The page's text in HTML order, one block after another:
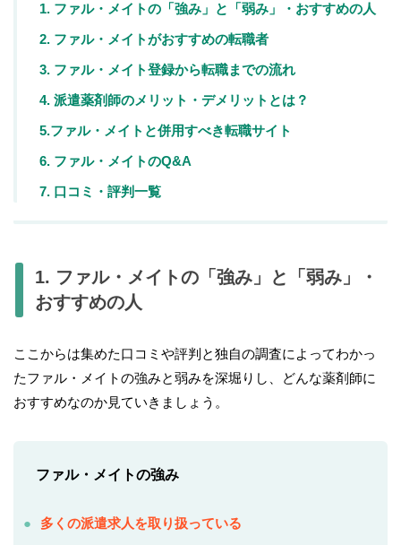
1. ファル・メイトの「強み」と「弱み」・おすすめの人
2. ファル・メイトがおすすめの転職者
3. ファル・メイト登録から転職までの流れ
4. 派遣薬剤師のメリット・デメリットとは？
5.ファル・メイトと併用すべき転職サイト
6. ファル・メイトのQ&A
7. 口コミ・評判一覧
1. ファル・メイトの「強み」と「弱み」・
おすすめの人
ここからは集めた口コミや評判と独自の調査によってわかっ
たファル・メイトの強みと弱みを深堀りし、どんな薬剤師に
おすすめなのか見ていきましょう。
ファル・メイトの強み
多くの派遣求人を取り扱っている